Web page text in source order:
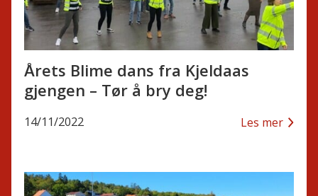
Årets Blime dans fra Kjeldaas
gjengen – Tør å bry deg!
14/11/2022 Les mer